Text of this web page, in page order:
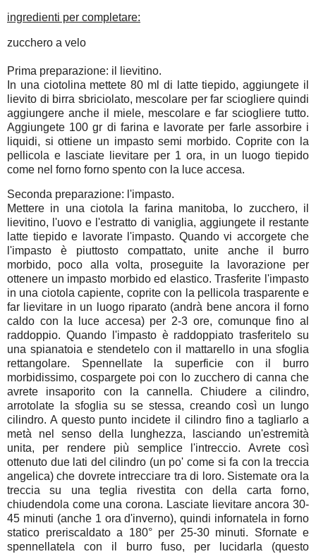
ingredienti per completare:
zucchero a velo
Prima preparazione: il lievitino.
In una ciotolina mettete 80 ml di latte tiepido, aggiungete il
lievito di birra sbriciolato, mescolare per far sciogliere quindi
aggiungere anche il miele, mescolare e far sciogliere tutto.
Aggiungete 100 gr di farina e lavorate per farle assorbire i
liquidi, si ottiene un impasto semi morbido. Coprite con la
pellicola e lasciate lievitare per 1 ora, in un luogo tiepido
come nel forno forno spento con la luce accesa.
Seconda preparazione: l'impasto.
Mettere in una ciotola la farina manitoba, lo zucchero, il
lievitino, l'uovo e l'estratto di vaniglia, aggiungete il restante
latte tiepido e lavorate l'impasto. Quando vi accorgete che
l'impasto è piuttosto compattato, unite anche il burro
morbido, poco alla volta, proseguite la lavorazione per
ottenere un impasto morbido ed elastico. Trasferite l'impasto
in una ciotola capiente, coprite con la pellicola trasparente e
far lievitare in un luogo riparato (andrà bene ancora il forno
caldo con la luce accesa) per 2-3 ore, comunque fino al
raddoppio. Quando l'impasto è raddoppiato trasferitelo su
una spianatoia e stendetelo con il mattarello in una sfoglia
rettangolare. Spennellate la superficie con il burro
morbidissimo, cospargete poi con lo zucchero di canna che
avrete insaporito con la cannella. Chiudere a cilindro,
arrotolate la sfoglia su se stessa, creando così un lungo
cilindro. A questo punto incidete il cilindro fino a tagliarlo a
metà nel senso della lunghezza, lasciando un'estremità
unita, per rendere più semplice l'intreccio. Avrete così
ottenuto due lati del cilindro (un po' come si fa con la treccia
angelica) che dovrete intrecciare tra di loro. Sistemate ora la
treccia su una teglia rivestita con della carta forno,
chiudendola come una corona. Lasciate lievitare ancora 30-
45 minuti (anche 1 ora d'inverno), quindi infornatela in forno
statico preriscaldato a 180° per 25-30 minuti. Sfornate e
spennellatela con il burro fuso, per lucidarla (questo